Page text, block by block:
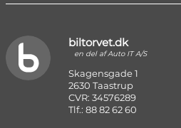
biltorvet.dk
en del af Auto IT A/S
Skagensgade 1
2630 Taastrup
CVR: 34576289
Tlf.: 88 82 62 60